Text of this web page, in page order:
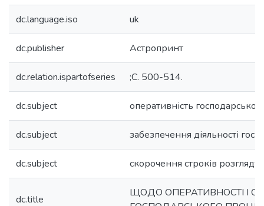
dc.language.iso uk
dc.publisher Астропринт
dc.relation.ispartofseries ;С. 500-514.
dc.subject оперативність
dc.subject забезпечення діяльності
dc.subject скорочення строків розгляду
dc.title
ЩОДО ОПЕРАТИВНОСТІ І